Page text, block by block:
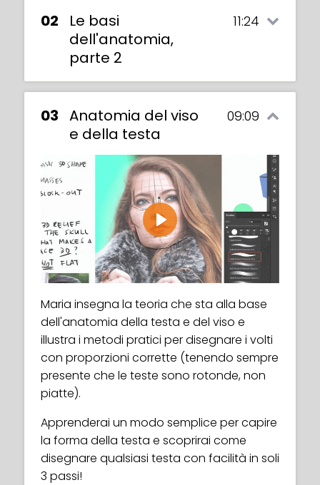
02
Le basi
dell'anatomia,
parte 2
11:24
In this second lesson of Human Anatomy,
Maria talks about three fundamental
aspects of drawing a human body:
These three are the most visible elements
of a person’s appearance. Without
knowledge of the characteristics &
structure of bones, muscles and fat, it’s
harder to draw believable characters and
03 Anatomia del viso
e della testa
09:09
Play
Maria insegna la teoria che sta alla base
dell'anatomia della testa e del viso e
illustra i metodi pratici per disegnare i volti
con proporzioni corrette (tenendo sempre
presente che le teste sono rotonde, non
piatte).
Apprenderai un modo semplice per capire
la forma della testa e scoprirai come
disegnare qualsiasi testa con facilità in soli
3 passi!